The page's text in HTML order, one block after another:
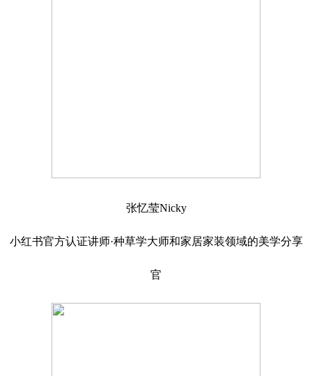
张忆莹Nicky
小红书官方认证讲师·种草学大师和家居家装领域的美学分享
官